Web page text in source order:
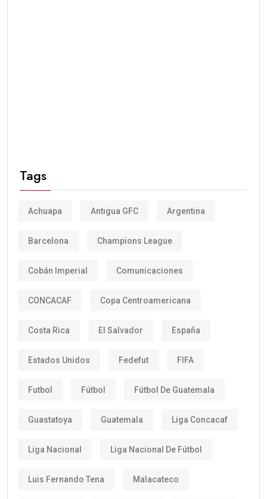
Tags
Achuapa Antigua GFC Argentina
Barcelona Champions League
Cobán Imperial Comunicaciones
CONCACAF Copa Centroamericana
Costa Rica El Salvador España
Estados Unidos Fedefut FIFA
Futbol Fútbol Fútbol De Guatemala
Guastatoya Guatemala Liga Concacaf
Liga Nacional Liga Nacional De Fútbol
Luis Fernando Tena Malacateco